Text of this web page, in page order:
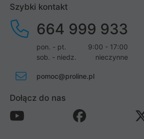
Szybki kontakt
664 999 933
pon. - pt.
9:00 - 17:00
sob. - niedz.
nieczynne
pomoc@proline.pl
Dołącz do nas